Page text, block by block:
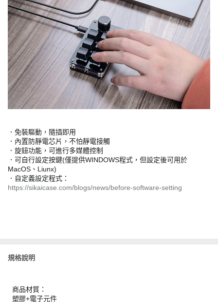
．免裝驅動，隨插即用
．內置防靜電芯片，不怕靜電接觸
．旋鈕功能，可進行多媒體控制
．可自行設定按鍵(僅提供WINDOWS程式，但設定後可用於
MacOS、Liunx)
．自定義設定程式：
https://sikaicase.com/blogs/news/before-software-setting
規格說明
商品材質：
塑膠+電子元件